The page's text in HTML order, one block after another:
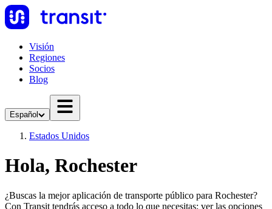
Visión
Regiones
Socios
Blog
Español
Estados Unidos
Hola, Rochester
¿Buscas la mejor aplicación de transporte público para Rochester?
Con Transit tendrás acceso a todo lo que necesitas: ver las opciones